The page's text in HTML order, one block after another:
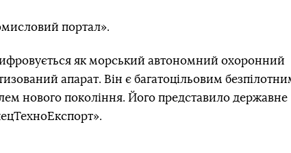
портал».
як морський автономний охоронний
апарат. Він є багатоцільовим
нового покоління. Його представило державне